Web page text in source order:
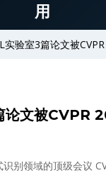
用
实验室3篇论文被
论文被CVPR
别领域的顶级会议